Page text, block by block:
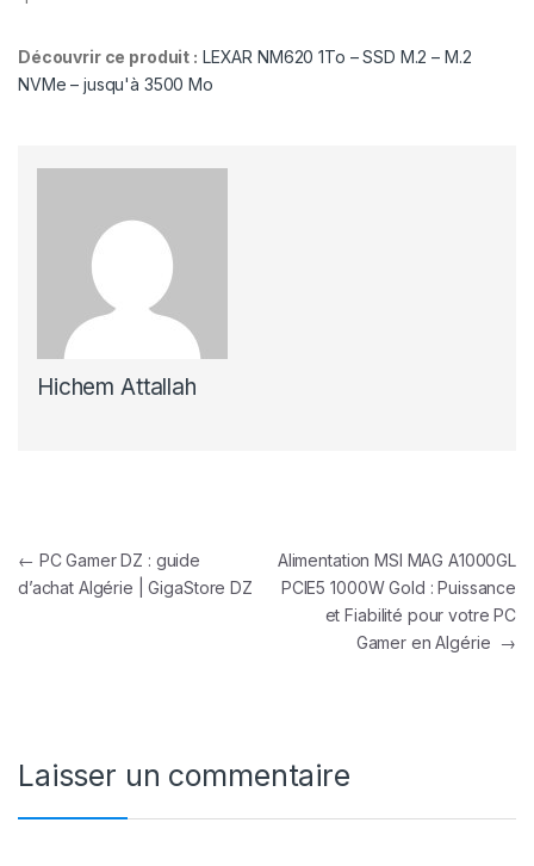
Découvrir ce produit : LEXAR NM620 1To – SSD M.2 – M.2
NVMe – jusqu'à 3500 Mo
Hichem Attallah
Navigation de l’article
← PC Gamer DZ : guide
d’achat Algérie | GigaStore DZ
Alimentation MSI MAG A1000GL
PCIE5 1000W Gold : Puissance
et Fiabilité pour votre PC
Gamer en Algérie →
Laisser un commentaire